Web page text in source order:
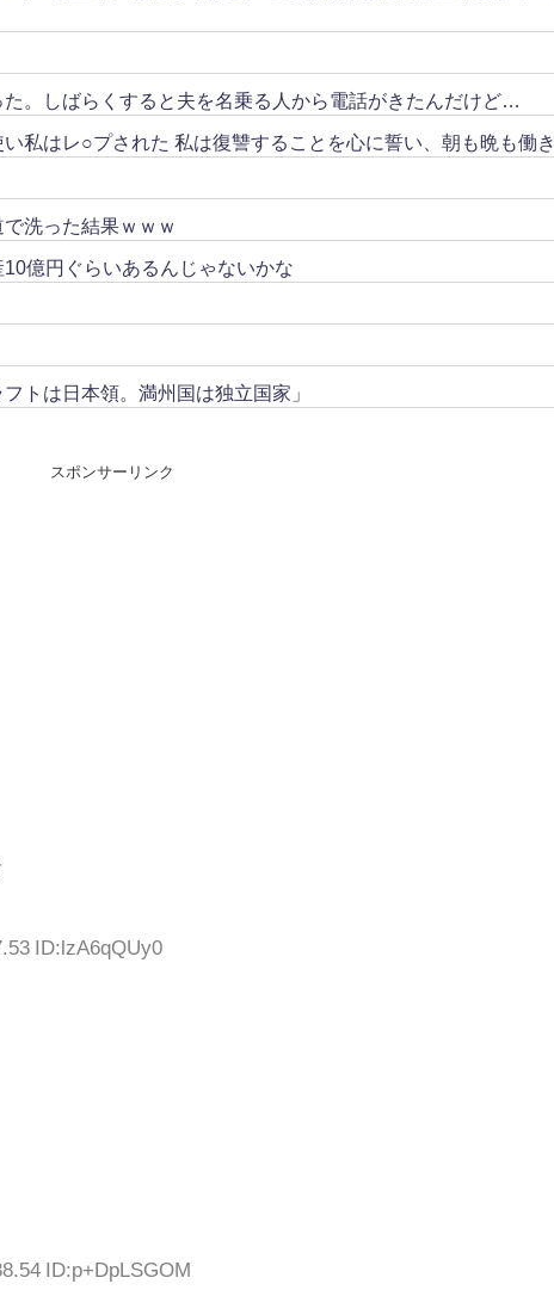
。しばらくすると夫を名乗る人から電話がきたんだけど…
私はレ○プされた 私は復讐することを心に誓い、朝も晩も働き
洗った結果ｗｗｗ
億円ぐらいあるんじゃないかな
トは日本領。満州国は独立国家」
スポンサーリンク
ID:lzA6qQUy0
ID:p+DpLSGOM